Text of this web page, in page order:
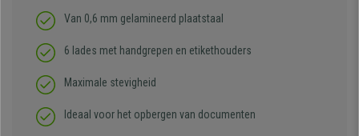
Van 0,6 mm gelamineerd plaatstaal
6 lades met handgrepen en etikethouders
Maximale stevigheid
Ideaal voor het opbergen van documenten